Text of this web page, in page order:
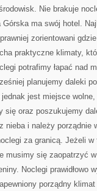
Nie brakuje
ma swój hotel.
zorientowani
praktyczne klimaty,
potrafimy łapać nad
planujemy daleki
jest miejsce
się oraz poszukujemy
nieba i należy porządnie
za granicą. Jeżeli
musimy się zaopatrzyć
Noclegi prawidłowo
porządny